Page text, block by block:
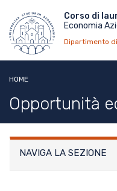
contenuto
principale
Menu
top
Corso di
Economia
Dipartimento
HOME
Opportunità
NAVIGA LA SEZIONE